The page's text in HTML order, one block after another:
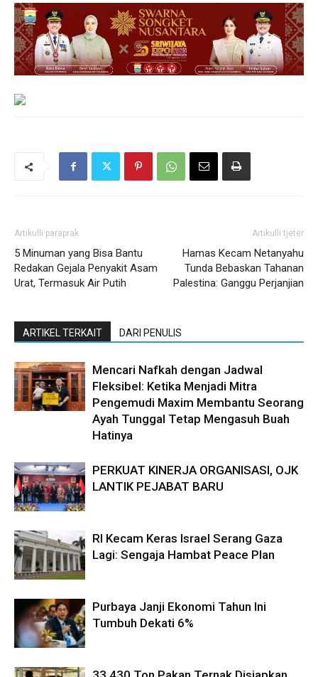
Artikulli paraprak
5 Minuman yang Bisa Bantu
Redakan Gejala Penyakit Asam
Urat, Termasuk Air Putih
Artikulli tjetër
Hamas Kecam Netanyahu
Tunda Bebaskan Tahanan
Palestina: Ganggu Perjanjian
ARTIKEL TERKAIT DARI PENULIS
Mencari Nafkah dengan Jadwal
Fleksibel: Ketika Menjadi Mitra
Pengemudi Maxim Membantu Seorang
Ayah Tunggal Tetap Mengasuh Buah
Hatinya
PERKUAT KINERJA ORGANISASI, OJK
LANTIK PEJABAT BARU
RI Kecam Keras Israel Serang Gaza
Lagi: Sengaja Hambat Peace Plan
Purbaya Janji Ekonomi Tahun Ini
Tumbuh Dekati 6%